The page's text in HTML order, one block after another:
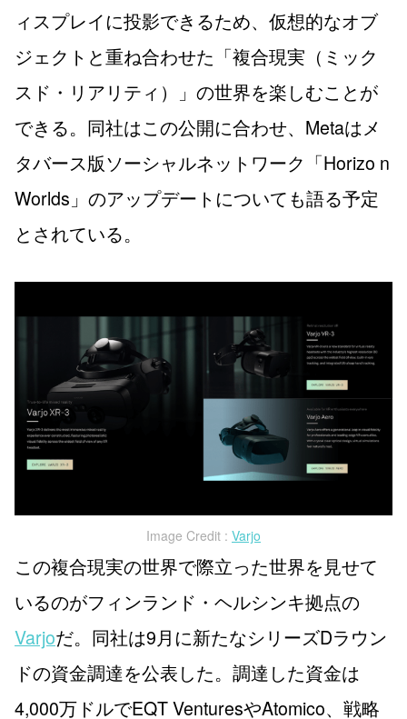
ィスプレイに投影できるため、仮想的なオブ
ジェクトと重ね合わせた「複合現実（ミック
スド・リアリティ）」の世界を楽しむことが
できる。同社はこの公開に合わせ、Metaはメ
タバース版ソーシャルネットワーク「Horizo n
Worlds」のアップデートについても語る予定
とされている。
Image Credit : Varjo
この複合現実の世界で際立った世界を見せて
いるのがフィンランド・ヘルシンキ拠点の
Varjoだ。同社は9月に新たなシリーズDラウン
ドの資金調達を公表した。調達した資金は
4,000万ドルでEQT VenturesやAtomico、戦略